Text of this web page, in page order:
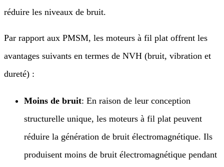
réduire les niveaux de bruit.
Par rapport aux PMSM, les moteurs à fil plat offrent les
avantages suivants en termes de NVH (bruit, vibration et
dureté) :
Moins de bruit: En raison de leur conception
structurelle unique, les moteurs à fil plat peuvent
réduire la génération de bruit électromagnétique. Ils
produisent moins de bruit électromagnétique pendant